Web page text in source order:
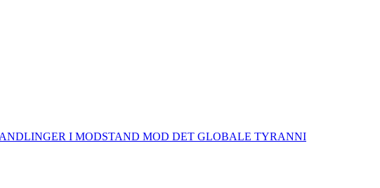
I MODSTAND MOD DET GLOBALE TYRANNI